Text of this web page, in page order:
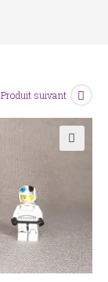
Produit suivant